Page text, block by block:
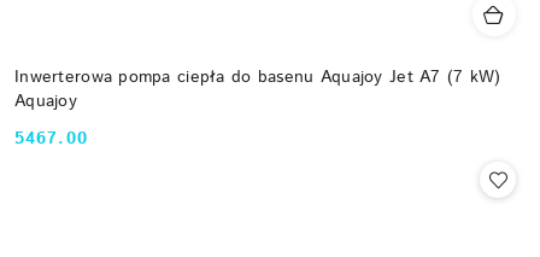
Inwerterowa pompa ciepła do basenu Aquajoy Jet A7 (7 kW)
Aquajoy
Cena:
5467.00